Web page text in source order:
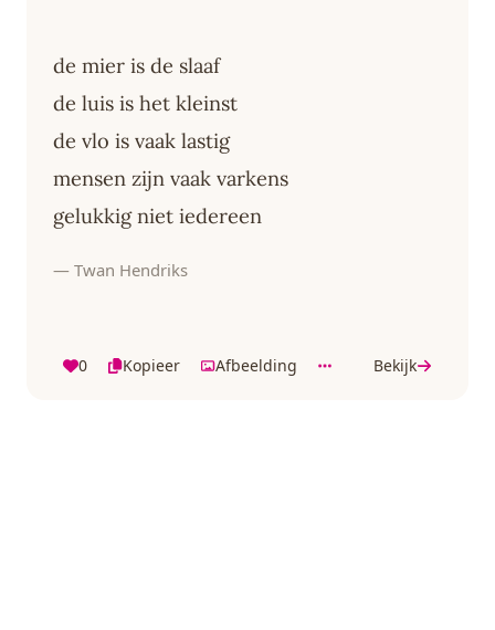
de mier is de slaaf
de luis is het kleinst
de vlo is vaak lastig
mensen zijn vaak varkens
gelukkig niet iedereen
— Twan Hendriks
0 Kopieer Afbeelding Bekijk